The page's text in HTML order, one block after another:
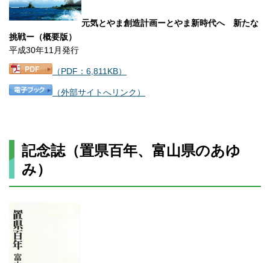
元気とやま創造計画ーとやま新時代へ 新たな
挑戦ー（概要版）
平成30年11月発行
（PDF：6,811KB）
（外部サイトへリンク）
記念誌（置県百年、富山県のあゆ
み）